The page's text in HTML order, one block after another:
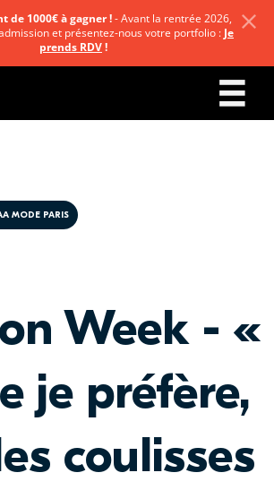
MODE PARIS
Week - «
je préfère,
coulisses
de 1000€ à gagner !- Avant la rentrée 2026,
et présentez-nous votre portfolio : Je
prends RDV!